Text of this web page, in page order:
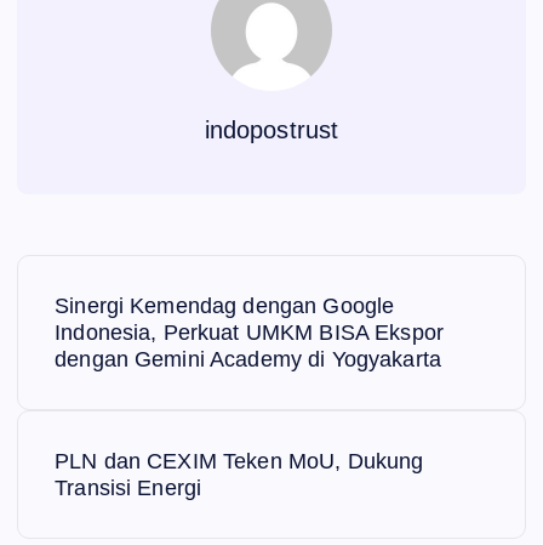
indopostrust
Sinergi Kemendag dengan Google
Indonesia, Perkuat UMKM BISA Ekspor
dengan Gemini Academy di Yogyakarta
PLN dan CEXIM Teken MoU, Dukung
Transisi Energi